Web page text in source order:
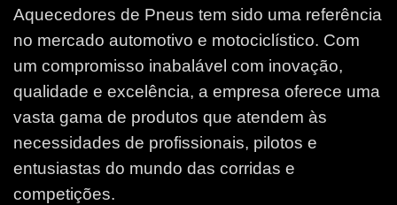
Aquecedores de Pneus tem sido uma referência
no mercado automotivo e motociclístico. Com
um compromisso inabalável com inovação,
qualidade e excelência, a empresa oferece uma
vasta gama de produtos que atendem às
necessidades de profissionais, pilotos e
entusiastas do mundo das corridas e
competições.